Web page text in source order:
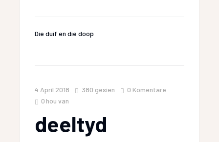
Die duif en die doop
4 April 2018 380 gesien
0 Komentare
0 hou van
deeltyd